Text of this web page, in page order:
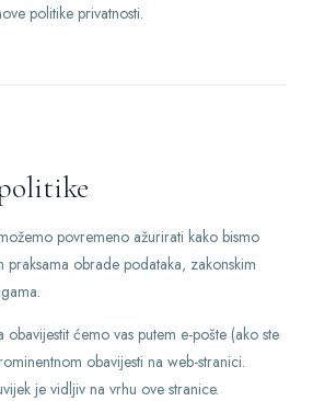
politike privatnosti.
povremeno ažurirati kako bismo
obrade podataka, zakonskim
ćemo vas putem e-pošte (ako ste
obavijesti na web-stranici.
je vidljiv na vrhu ove stranice.